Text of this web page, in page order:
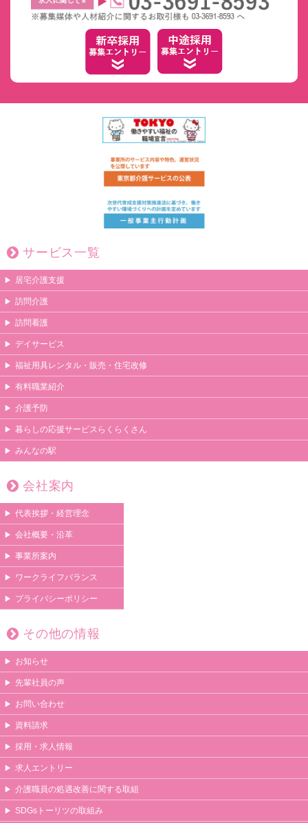
サービス一覧
居宅介護支援
訪問介護
訪問看護
デイサービス
福祉用具レンタル・販売・住宅改修
有料職業紹介
介護予防
暮らしの応援サービスらくらくさん
みんなの駅
会社案内
代表挨拶・経営理念
会社概要・沿革
事業所案内
ワークライフバランス
プライバシーポリシー
その他の情報
お知らせ
先輩社員の声
お問い合わせ
資料請求
採用・求人情報
求人エントリー
介護職員の処遇改善に関する取組
SDGsトーリツの取組み